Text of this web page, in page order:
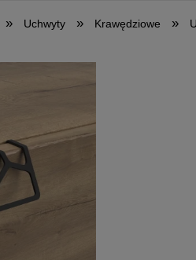
» Uchwyty » Krawędziowe »